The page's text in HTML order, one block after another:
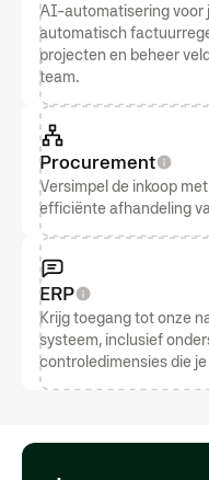
AI-automatisering voor
automatisch
projecten en beheer
team.
Procurement
Versimpel de inkoop
efficiënte afhandeling
ERP
Krijg toegang tot onze
systeem, inclusief
controledimensies die